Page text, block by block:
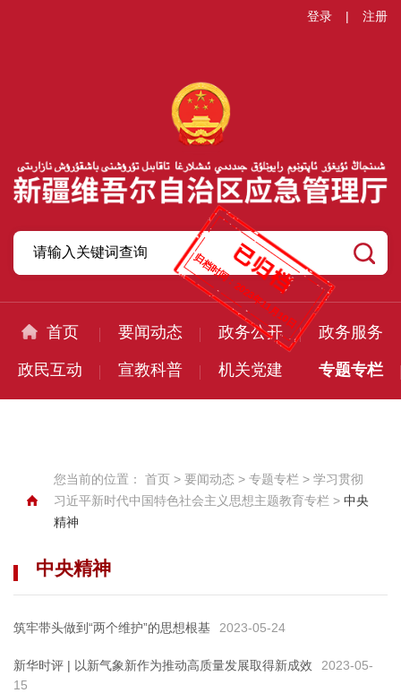
登录 | 注册
首页 要闻动态 政务公开 政务服务
政民互动 宣教科普 机关党建 专题专栏
您当前的位置： 首页 > 要闻动态 > 专题专栏 > 学习贯彻
习近平新时代中国特色社会主义思想主题教育专栏 > 中央
精神
中央精神
筑牢带头做到“两个维护”的思想根基 2023-05-24
新华时评 | 以新气象新作为推动高质量发展取得新成效
2023-05-
15
归档时间：
2023年11月10日